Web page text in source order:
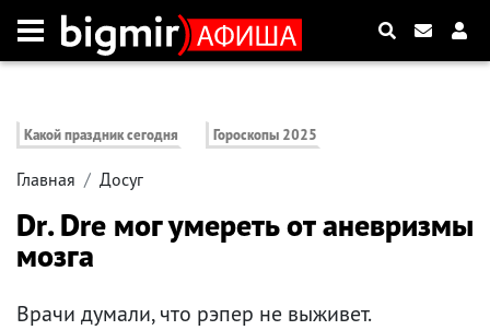
Какой праздник сегодня Гороскопы 2025
Главная Досуг
Dr. Dre мог умереть от аневризмы
мозга
Врачи думали, что рэпер не выживет.